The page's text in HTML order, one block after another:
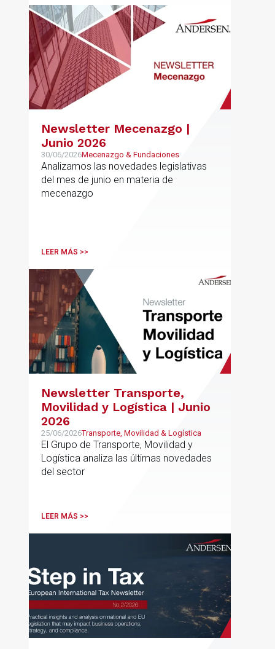
Newsletter Mecenazgo |
Junio 2026
30/06/2026Mecenazgo & Fundaciones
Analizamos las novedades legislativas
del mes de junio en materia de
mecenazgo
LEER MÁS >>
Newsletter Transporte,
Movilidad y Logística | Junio
2026
25/06/2026Transporte, Movilidad & Logística
El Grupo de Transporte, Movilidad y
Logística analiza las últimas novedades
del sector
LEER MÁS >>